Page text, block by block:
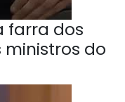
farra dos
do